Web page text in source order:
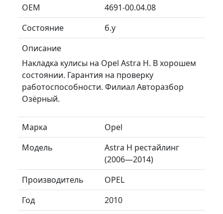
ОЕМ
4691-00.04.08
Состояние
б.у
Описание
Накладка кулисы на Opel Astra H. В хорошем
состоянии. Гарантия на проверку
работоспособности. Филиал Авторазбор
Озёрный.
Марка
Opel
Модель
Astra H рестайлинг
(2006—2014)
Производитель
OPEL
Год
2010